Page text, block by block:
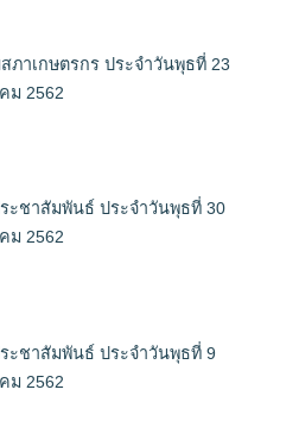
ภาเกษตรกร ประจำวันพุธที่ 23
ม 2562
ะชาสัมพันธ์ ประจำวันพุธที่ 30
ม 2562
ะชาสัมพันธ์ ประจำวันพุธที่ 9
ม 2562